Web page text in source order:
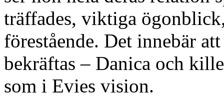
träffades, viktiga
förestående. Det innebär
bekräftas – Danica och
som i Evies vision.